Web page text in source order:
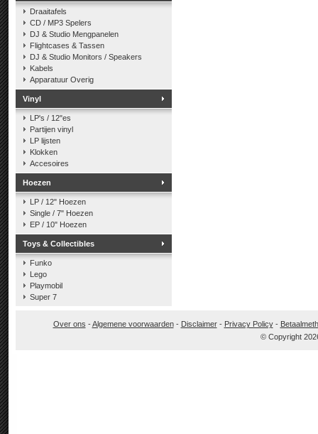
Draaitafels
CD / MP3 Spelers
DJ & Studio Mengpanelen
Flightcases & Tassen
DJ & Studio Monitors / Speakers
Kabels
Apparatuur Overig
Vinyl
LP's / 12"es
Partijen vinyl
LP lijsten
Klokken
Accesoires
Hoezen
LP / 12" Hoezen
Single / 7" Hoezen
EP / 10" Hoezen
Toys & Collectibles
Funko
Lego
Playmobil
Super 7
Over ons -Algemene voorwaarden- Disclaimer- Privacy Policy-
© Copyright